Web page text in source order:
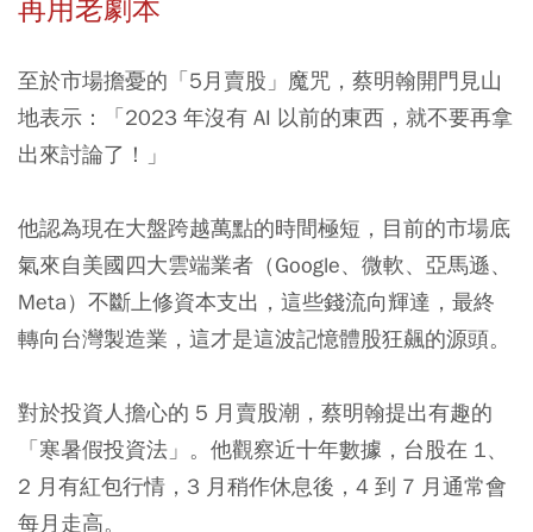
再用老劇本
至於市場擔憂的「5月賣股」魔咒，蔡明翰開門見山
地表示：「2023 年沒有 AI 以前的東西，就不要再拿
出來討論了！」
他認為現在大盤跨越萬點的時間極短，目前的市場底
氣來自美國四大雲端業者（Google、微軟、亞馬遜、
Meta）不斷上修資本支出，這些錢流向輝達，最終
轉向台灣製造業，這才是這波記憶體股狂飆的源頭。
對於投資人擔心的 5 月賣股潮，蔡明翰提出有趣的
「寒暑假投資法」。他觀察近十年數據，台股在 1、
2 月有紅包行情，3 月稍作休息後，4 到 7 月通常會
每月走高。